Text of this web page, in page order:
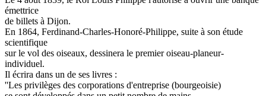
émettrice
de billets à Dijon.
En 1864, Ferdinand-Charles-Honoré-Philippe, suite à son étude
scientifique
sur le vol des oiseaux, dessinera le premier oiseau-planeur-
individuel.
Il écrira dans un de ses livres :
''Les privilèges des corporations d'entreprise (bourgeoisie)